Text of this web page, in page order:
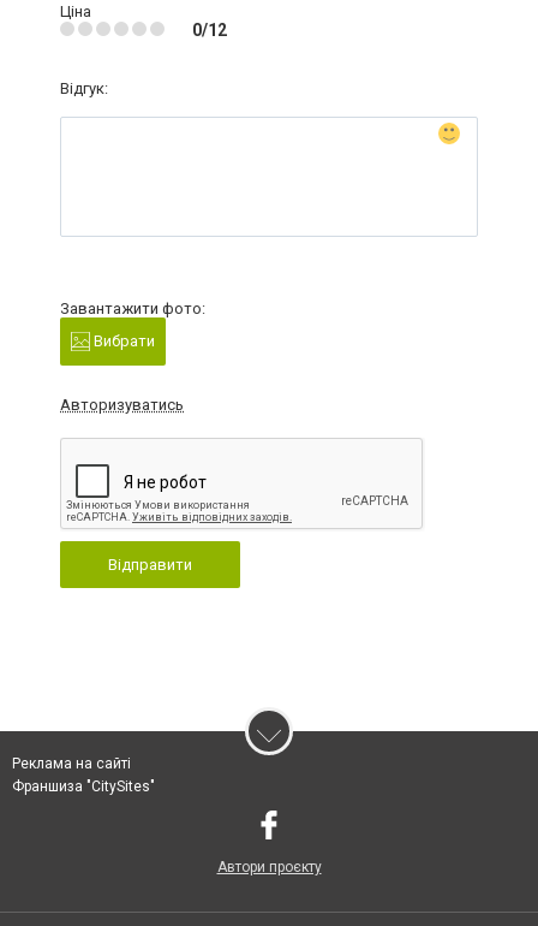
Ціна
0/12
Відгук:
Завантажити фото:
Вибрати
Авторизуватись
Відправити
Реклама на сайті
Франшиза "CitySites"
Автори проєкту